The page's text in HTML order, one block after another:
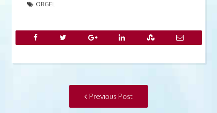
ORGEL
Previous Post
post: